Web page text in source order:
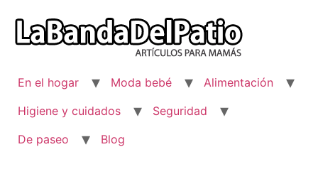
contenido
En el hogar Moda bebé
Alimentación
Higiene y cuidados
Seguridad
De paseo
Blog